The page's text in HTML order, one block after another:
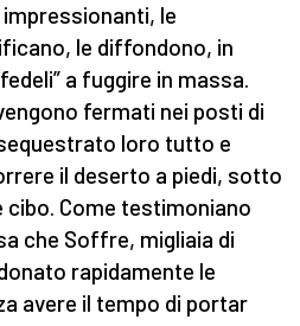
le
le diffondono, in
a fuggire in massa.
fermati nei posti di
loro tutto e
il deserto a piedi, sotto
cibo. Come testimoniano
che Soffre, migliaia di
rapidamente le
avere il tempo di portar